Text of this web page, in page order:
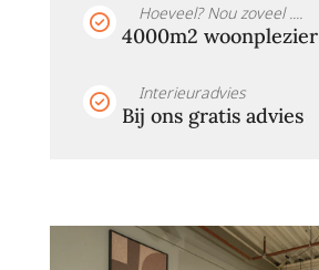
Hoeveel? Nou zoveel ....
4000m2 woonplezier
Interieuradvies
Bij ons gratis advies